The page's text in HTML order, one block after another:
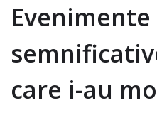
Evenimente
care i-au